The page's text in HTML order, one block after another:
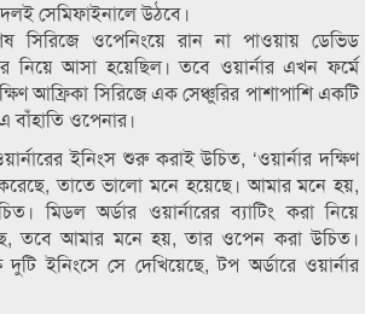
সেমিফাইনালে উঠবে।
সিরিজে ওপেনিংয়ে রান না পাওয়ায় ডেভিড
নিয়ে আসা হয়েছিল। তবে ওয়ার্নার এখন ফর্মে
আফ্রিকা সিরিজে এক সেঞ্চুরির পাশাপাশি একটি
বাঁহাতি ওপেনার।
ইনিংস শুরু করাই উচিত, ‘ওয়ার্নার দক্ষিণ
তাতে ভালো মনে হয়েছে। আমার মনে হয়,
মিডল অর্ডার ওয়ার্নারের ব্যাটিং করা নিয়ে
তবে আমার মনে হয়, তার ওপেন করা উচিত।
দুটি ইনিংসে সে দেখিয়েছে, টপ অর্ডারে ওয়ার্নার